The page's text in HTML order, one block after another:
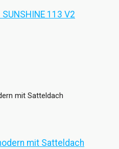
113 V2
mit Satteldach